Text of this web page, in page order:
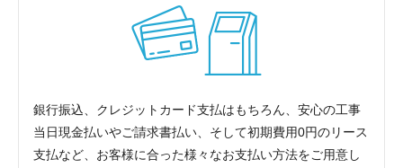
銀行振込、クレジットカード支払はもちろん、安心の工事
当日現金払いやご請求書払い、そして初期費用0円のリース
支払など、お客様に合った様々なお支払い方法をご用意し